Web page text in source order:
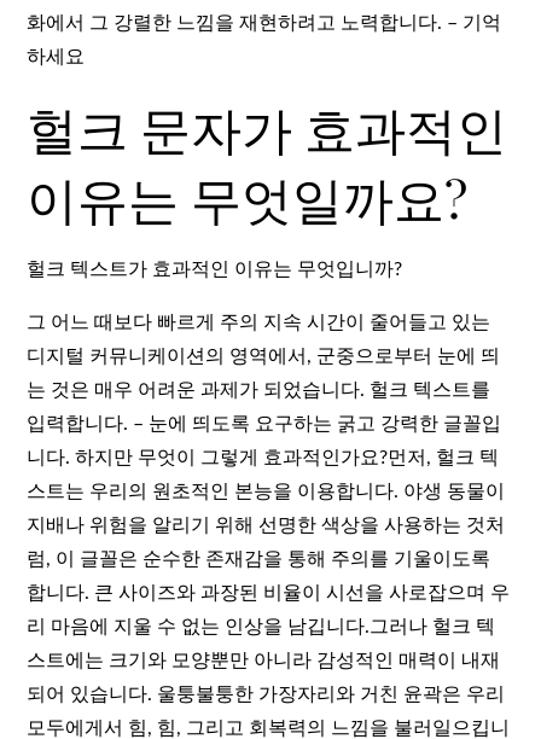
화에서 그 강렬한 느낌을 재현하려고 노력합니다. – 기억
하세요
헐크 문자가 효과적인
이유는 무엇일까요?
헐크 텍스트가 효과적인 이유는 무엇입니까?
그 어느 때보다 빠르게 주의 지속 시간이 줄어들고 있는
디지털 커뮤니케이션의 영역에서, 군중으로부터 눈에 띄
는 것은 매우 어려운 과제가 되었습니다. 헐크 텍스트를
입력합니다. – 눈에 띄도록 요구하는 굵고 강력한 글꼴입
니다. 하지만 무엇이 그렇게 효과적인가요?먼저, 헐크 텍
스트는 우리의 원초적인 본능을 이용합니다. 야생 동물이
지배나 위험을 알리기 위해 선명한 색상을 사용하는 것처
럼, 이 글꼴은 순수한 존재감을 통해 주의를 기울이도록
합니다. 큰 사이즈와 과장된 비율이 시선을 사로잡으며 우
리 마음에 지울 수 없는 인상을 남깁니다.그러나 헐크 텍
스트에는 크기와 모양뿐만 아니라 감성적인 매력이 내재
되어 있습니다. 울퉁불퉁한 가장자리와 거친 윤곽은 우리
모두에게서 힘, 힘, 그리고 회복력의 느낌을 불러일으킵니